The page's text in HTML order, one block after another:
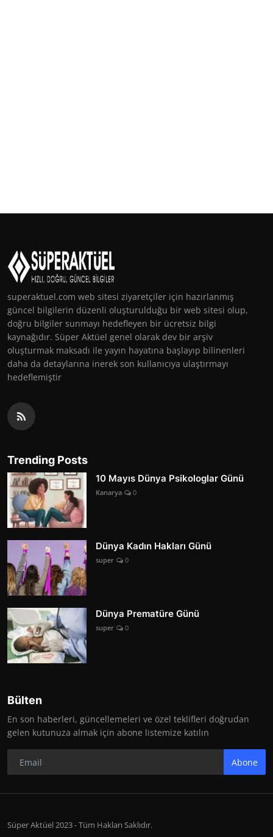
superaktuel.com web sitesi ziyaretçiler için hazırlanmış
güncel bilgilerin düzenli oluşturulduğu bir web sitesi olup,
doğru bilgiler sunmayı hedefleyen bir ücretsiz bilgi
kaynağıdır. Süper Aktüel genel olarak dev bir arşiv
oluşturmak maksadı ile yayın hayatına başlayıp bilinenleri
daha da detaylarına inerek son kullanıcıya ulaştırmayı
hedeflemiştir
Trending Posts
10 Mayıs Dünya Psikologlar Günü
Kanarya 0
Dünya Kadın Hakları Günü
super 0
Dünya Prematüre Günü
super 0
Bülten
En son haberleri, güncellemeleri ve özel teklifleri doğrudan
gelen kutunuza almak için abone listemize katılın
Abone
Süper Aktüel 2023 - Tüm Hakları Saklıdır.